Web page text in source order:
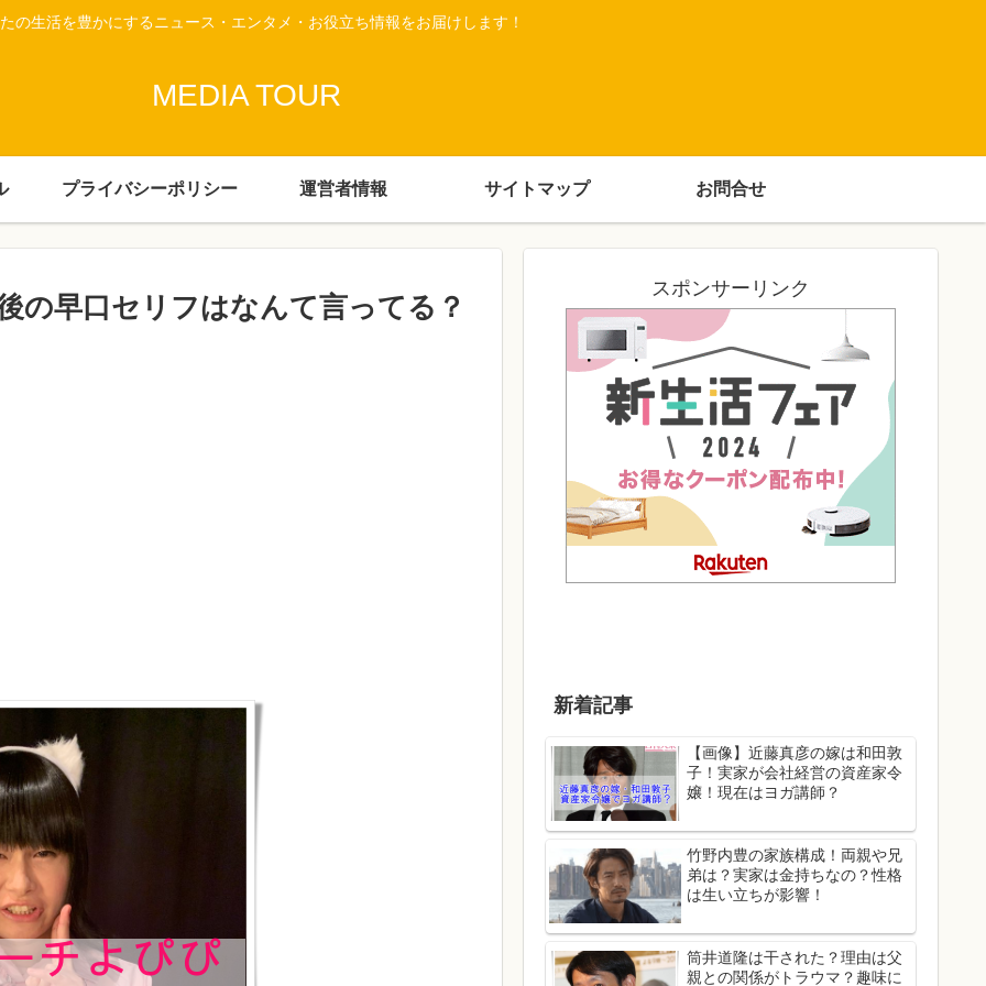
の生活を豊かにするニュース・エンタメ・お役立ち情報をお届けします！
MEDIA TOUR
プライバシーポリシー 運営者情報 サイトマップ お問合せ
の早口セリフはなんて言ってる？
スポンサーリンク
新着記事
【画像】近藤真彦の嫁は和田敦
子！実家が会社経営の資産家令
嬢！現在はヨガ講師？
竹野内豊の家族構成！両親や兄
弟は？実家は金持ちなの？性格
は生い立ちが影響！
筒井道隆は干された？理由は父
親との関係がトラウマ？趣味に